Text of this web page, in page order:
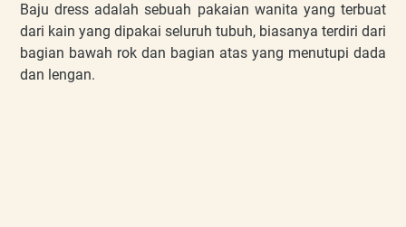
Baju dress adalah sebuah pakaian wanita yang terbuat
dari kain yang dipakai seluruh tubuh, biasanya terdiri dari
bagian bawah rok dan bagian atas yang menutupi dada
dan lengan.